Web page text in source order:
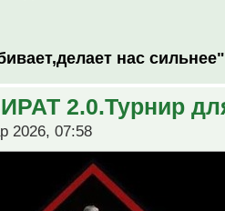
нас сильнее"
2.0.Турнир
2026, 07:58